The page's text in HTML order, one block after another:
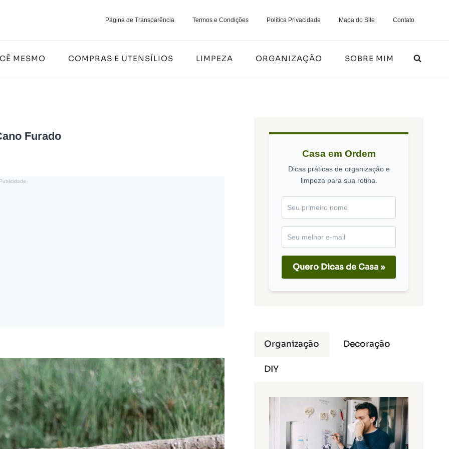
Página de Transparência Termos e Condições Política Privacidade Mapa do Site Contato
MESMO COMPRAS E UTENSÍLIOS LIMPEZA ORGANIZAÇÃO SOBRE MIM
Furado
Casa em Ordem
Dicas práticas de organização e
limpeza para sua rotina.
Quero Dicas de Casa »
Organização Decoração
DIY